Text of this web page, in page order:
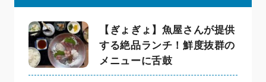
【ぎょぎょ】魚屋さんが提供
する絶品ランチ！鮮度抜群の
メニューに舌鼓